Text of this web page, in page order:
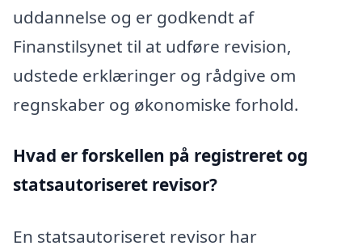
uddannelse og er godkendt af
Finanstilsynet til at udføre revision,
udstede erklæringer og rådgive om
regnskaber og økonomiske forhold.
Hvad er forskellen på registreret og
statsautoriseret revisor?
En statsautoriseret revisor har